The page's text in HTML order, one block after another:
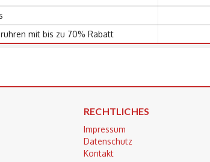
mit bis zu 70% Rabatt
RECHTLICHES
Impressum
Datenschutz
Kontakt